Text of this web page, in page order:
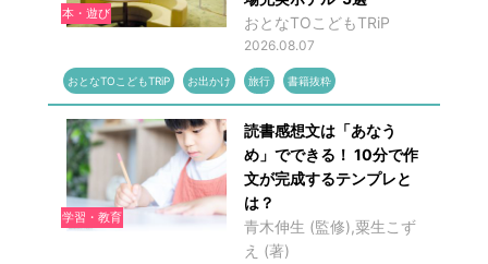
本・遊び
おとなTOこどもTRiP
2026.08.07
おとなTOこどもTRiP お出かけ 旅行 書籍抜粋
学習・教育
読書感想文は「あなう
め」でできる！ 10分で作
文が完成するテンプレと
は？
青木伸生 (監修),粟生こず
え (著)